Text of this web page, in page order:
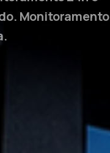
Monitoramento